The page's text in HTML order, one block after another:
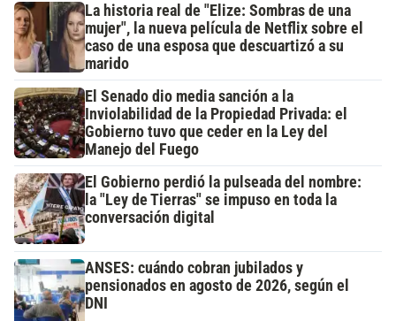
La historia real de "Elize: Sombras de una
mujer", la nueva película de Netflix sobre el
caso de una esposa que descuartizó a su
marido
El Senado dio media sanción a la
Inviolabilidad de la Propiedad Privada: el
Gobierno tuvo que ceder en la Ley del
Manejo del Fuego
El Gobierno perdió la pulseada del nombre:
la "Ley de Tierras" se impuso en toda la
conversación digital
ANSES: cuándo cobran jubilados y
pensionados en agosto de 2026, según el
DNI